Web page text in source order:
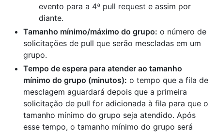
evento para a 4ª pull request e assim por
diante.
Tamanho mínimo/máximo do grupo: o número de
solicitações de pull que serão mescladas em um
grupo.
Tempo de espera para atender ao tamanho
mínimo do grupo (minutos): o tempo que a fila de
mesclagem aguardará depois que a primeira
solicitação de pull for adicionada à fila para que o
tamanho mínimo do grupo seja atendido. Após
esse tempo, o tamanho mínimo do grupo será